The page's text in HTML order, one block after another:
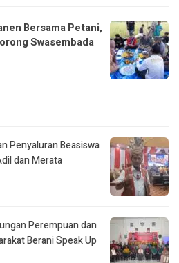
Bersama Petani,
Swasembada
Penyaluran Beasiswa
dan Merata
Perempuan dan
Berani Speak Up